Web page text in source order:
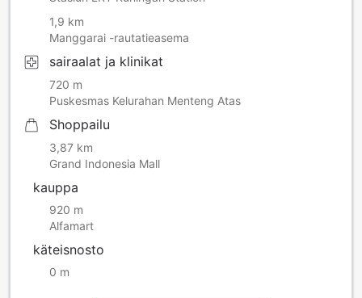
1,9 km
Manggarai -rautatieasema
sairaalat ja klinikat
720 m
Puskesmas Kelurahan Menteng Atas
Shoppailu
3,87 km
Grand Indonesia Mall
kauppa
920 m
Alfamart
käteisnosto
0 m